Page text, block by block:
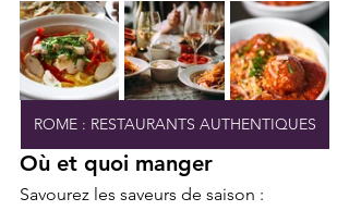
ROME : RESTAURANTS AUTHENTIQUES
Où et quoi manger
Savourez les saveurs de saison :